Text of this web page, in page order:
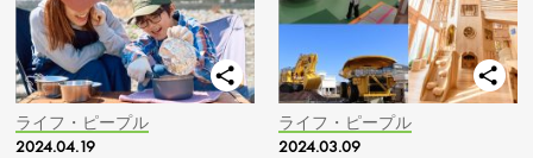
ライフ・ピープル
2024.04.19
ライフ・ピープル
2024.03.09